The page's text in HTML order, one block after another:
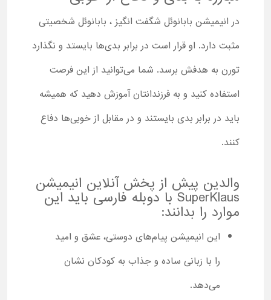
در انیمیشن بابانوئل شگفت انگیز ، بابانوئل شخصیتی
مثبت دارد. او قرار است در برابر بدی‌ها بایستد و نگذارد
تورن به هدفش برسد. شما می‌توانید از این فرصت
استفاده کنید و به فرزندانتان آموزش دهید که همیشه
باید در برابر بدی بایستند و در مقابل از خوبی‌ها دفاع
کنند.
والدین پیش از پخش آنلاین انیمیشن
SuperKlaus با دوبله فارسی باید این
موارد را بدانند:
این انیمیشن پیام‌های دوستی، عشق و امید
را با زبانی ساده و جذاب به کودکان نشان
می‌دهد.